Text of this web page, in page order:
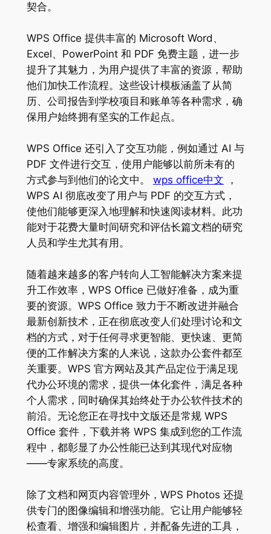
契合。
WPS Office 提供丰富的 Microsoft Word、
Excel、PowerPoint 和 PDF 免费主题，进一步
提升了其魅力，为用户提供了丰富的资源，帮助
他们加快工作流程。这些设计模板涵盖了从简
历、公司报告到学校项目和账单等各种需求，确
保用户始终拥有坚实的工作起点。
WPS Office 还引入了交互功能，例如通过 AI 与
PDF 文件进行交互，使用户能够以前所未有的
方式参与到他们的论文中。 wps office中文 ，
WPS AI 彻底改变了用户与 PDF 的交互方式，
使他们能够更深入地理解和快速阅读材料。此功
能对于花费大量时间研究和评估长篇文档的研究
人员和学生尤其有用。
随着越来越多的客户转向人工智能解决方案来提
升工作效率，WPS Office 已做好准备，成为重
要的资源。WPS Office 致力于不断改进并融合
最新创新技术，正在彻底改变人们处理讨论和文
档的方式，对于任何寻求更智能、更快速、更简
便的工作解决方案的人来说，这款办公套件都至
关重要。WPS 官方网站及其产品定位于满足现
代办公环境的需求，提供一体化套件，满足各种
个人需求，同时确保其始终处于办公软件技术的
前沿。无论您正在寻找中文版还是常规 WPS
Office 套件，下载并将 WPS 集成到您的工作流
程中，都彰显了办公性能已达到其现代对应物
——专家系统的高度。
除了文档和网页内容管理外，WPS Photos 还提
供专门的图像编辑和增强功能。它让用户能够轻
松查看、增强和编辑图片，并配备先进的工具，